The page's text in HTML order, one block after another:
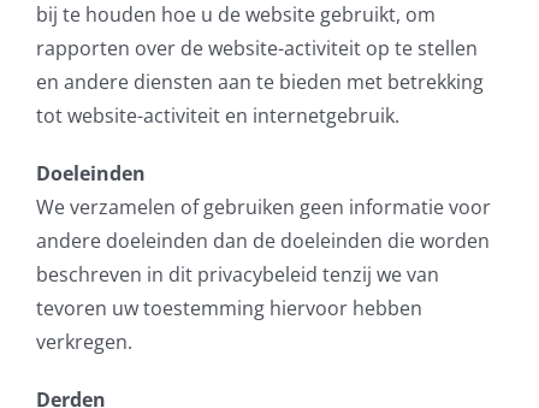
bij te houden hoe u de website gebruikt, om
rapporten over de website-activiteit op te stellen
en andere diensten aan te bieden met betrekking
tot website-activiteit en internetgebruik.
Doeleinden
We verzamelen of gebruiken geen informatie voor
andere doeleinden dan de doeleinden die worden
beschreven in dit privacybeleid tenzij we van
tevoren uw toestemming hiervoor hebben
verkregen.
Derden